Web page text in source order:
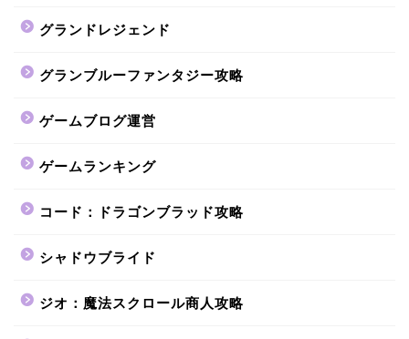
グランドレジェンド
グランブルーファンタジー攻略
ゲームブログ運営
ゲームランキング
コード：ドラゴンブラッド攻略
シャドウブライド
ジオ：魔法スクロール商人攻略